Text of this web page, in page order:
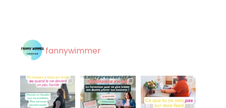
fannywimmer